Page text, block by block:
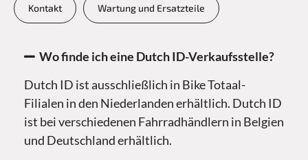
Kontakt Wartung und Ersatzteile
Wo finde ich eine Dutch ID-Verkaufsstelle?
Dutch ID ist ausschließlich in Bike Totaal-
Filialen in den Niederlanden erhältlich. Dutch ID
ist bei verschiedenen Fahrradhändlern in Belgien
und Deutschland erhältlich.